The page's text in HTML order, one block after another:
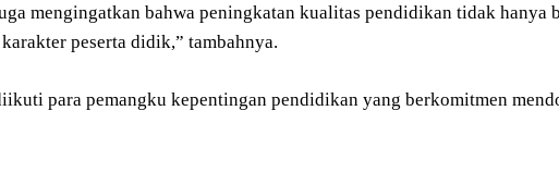
mengingatkan bahwa peningkatan kualitas pendidikan tidak hanya
peserta didik,” tambahnya.
para pemangku kepentingan pendidikan yang berkomitmen